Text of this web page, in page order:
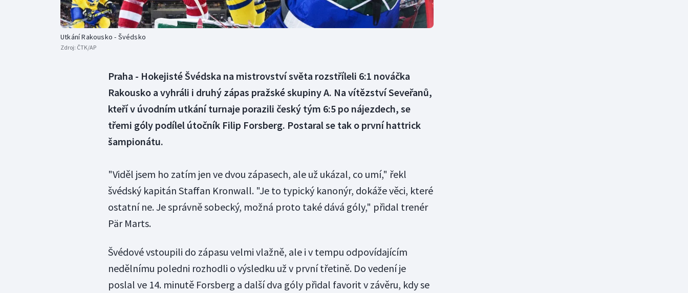
Utkání Rakousko - Švédsko
Zdroj: ČTK/AP
Praha - Hokejisté Švédska na mistrovství světa rozstříleli 6:1 nováčka
Rakousko a vyhráli i druhý zápas pražské skupiny A. Na vítězství Seveřanů,
kteří v úvodním utkání turnaje porazili český tým 6:5 po nájezdech, se
třemi góly podílel útočník Filip Forsberg. Postaral se tak o první hattrick
šampionátu.
"Viděl jsem ho zatím jen ve dvou zápasech, ale už ukázal, co umí," řekl
švédský kapitán Staffan Kronwall. "Je to typický kanonýr, dokáže věci, které
ostatní ne. Je správně sobecký, možná proto také dává góly," přidal trenér
Pär Marts.
Švédové vstoupili do zápasu velmi vlažně, ale i v tempu odpovídajícím
nedělnímu poledni rozhodli o výsledku už v první třetině. Do vedení je
poslal ve 14. minutě Forsberg a další dva góly přidal favorit v závěru, kdy se